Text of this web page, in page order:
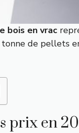
bois en vrac
tonne de pellets
prix en